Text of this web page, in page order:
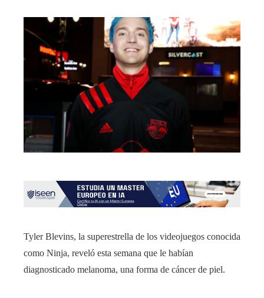
Tyler Blevins, la superestrella de los videojuegos conocida
como Ninja, reveló esta semana que le habían
diagnosticado melanoma, una forma de cáncer de piel.